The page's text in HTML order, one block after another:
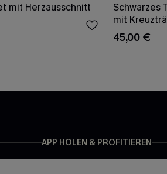
mit Herzausschnitt
Schwarzes
mit
45,00 €
APP HOLEN & PROFITIEREN